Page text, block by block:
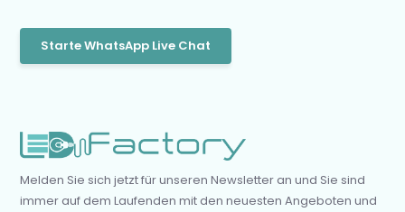
Starte WhatsApp Live Chat
Melden Sie sich jetzt für unseren Newsletter an und Sie sind
immer auf dem Laufenden mit den neuesten Angeboten und